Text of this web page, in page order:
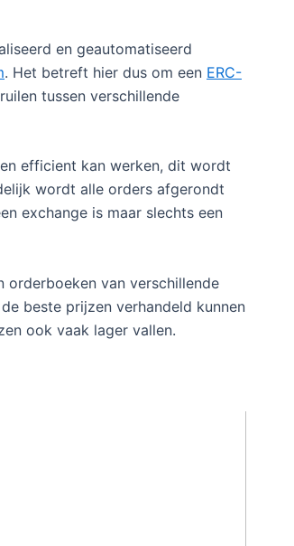
en geautomatiseerd
. Het betreft hier dus om een ERC-
tussen verschillende
efficient kan werken, dit wordt
wordt alle orders afgerondt
exchange is maar slechts een
van verschillende
beste prijzen verhandeld kunnen
ook vaak lager vallen.